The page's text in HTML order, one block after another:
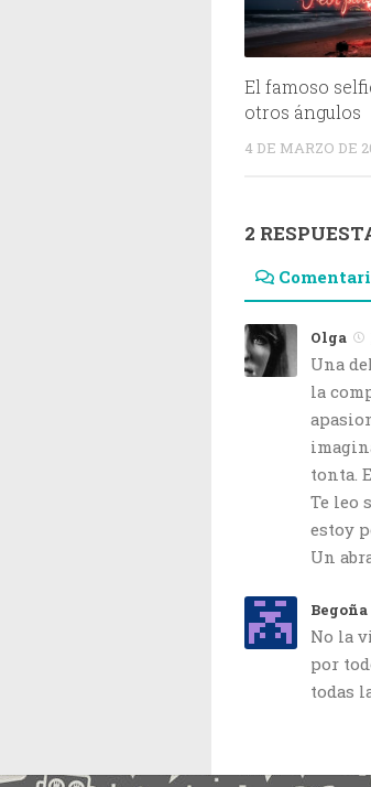
El famoso
otros ángulos
4 DE MARZO DE
2
Olga
Una
la
tonta.
Te leo
estoy
Un
Begoña
No la
por
todas